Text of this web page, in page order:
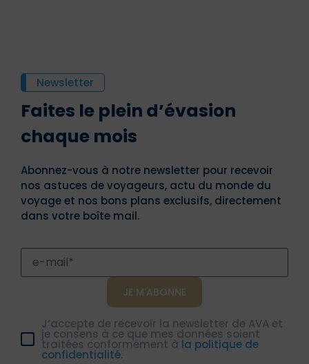
Newsletter
Faites le plein d’évasion
chaque mois
Abonnez-vous à notre newsletter pour recevoir
nos astuces de voyageurs, actu du monde du
voyage et nos bons plans exclusifs, directement
dans votre boîte mail.
J’accepte de recevoir la newsletter de AVA et
je consens à ce que mes données soient
traitées conformément à la politique de
confidentialité.